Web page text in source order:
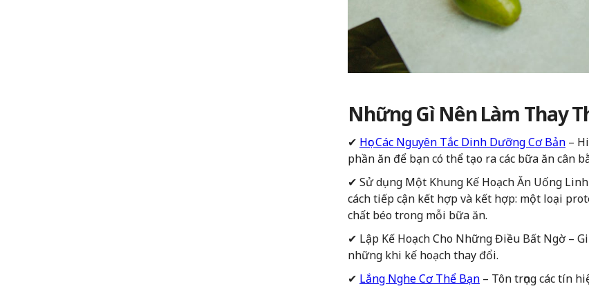
Những Gì Nên Làm Thay
✔ Học Các Nguyên Tắc Dinh Dưỡng Cơ Bản–
phần ăn để bạn có thể tạo ra các bữa ăn cân
✔ Sử dụng Một Khung Kế Hoạch Ăn Uống
cách tiếp cận kết hợp và kết hợp: một loại
chất béo trong mỗi bữa ăn.
✔ Lập Kế Hoạch Cho Những Điều Bất Ngờ –
những khi kế hoạch thay đổi.
✔ Lắng Nghe Cơ Thể Bạn– Tôn trọng các tín